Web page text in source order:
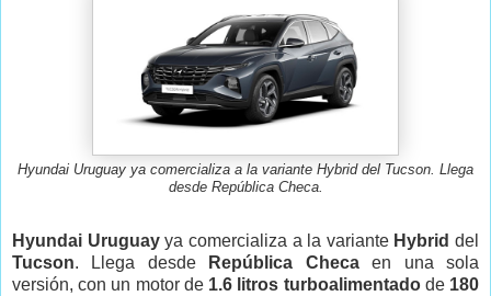
Hyundai Uruguay ya comercializa a la variante Hybrid del Tucson. Llega
desde República Checa.
Hyundai Uruguayya comercializa a la variante Hybrid del
Tucson. Llega desde República Checaen una sola
versión, con un motor de 1.6 litros turboalimentado de 180